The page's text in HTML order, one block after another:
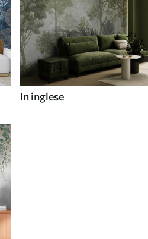
In inglese